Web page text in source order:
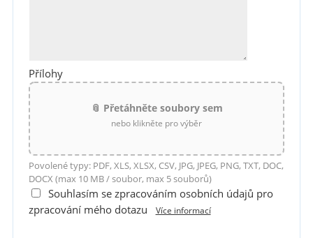
Přílohy
📎 Přetáhněte soubory sem
nebo klikněte pro výběr
Povolené typy: PDF, XLS, XLSX, CSV, JPG, JPEG, PNG, TXT, DOC,
DOCX (max 10 MB / soubor, max 5 souborů)
Souhlasím se zpracováním osobních údajů pro
zpracování mého dotazu
Více informací